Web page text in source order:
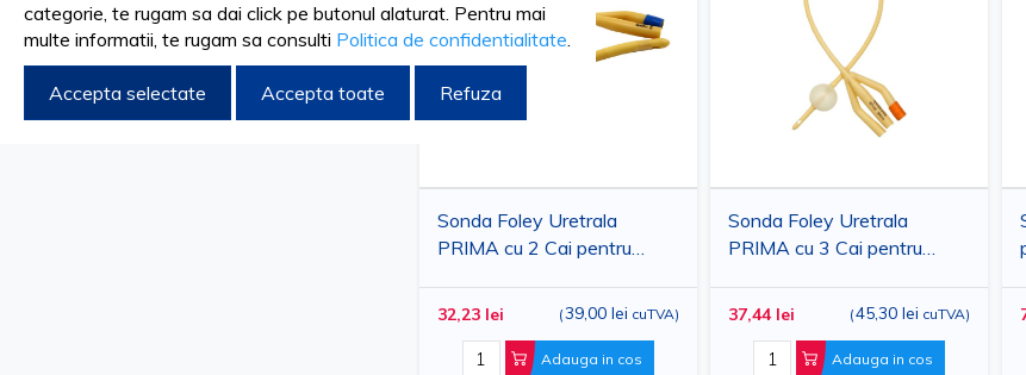
Sonda Foley Uretrala
PRIMA cu 2 Cai pentru
CH12-CH24, 10 bucati
32,23 lei (39,00 lei cuTVA)
Adauga in cos
Sonda Foley Uretrala
PRIMA cu 3 Cai pentru
CH24, 10 bucati
37,44 lei (45,30 lei cuTVA)
Adauga in cos
COMPARA PRODUSE
Nu aveti produse de comparat.
categorie, te rugam sa dai click pe butonul alaturat. Pentru mai
multe informatii, te rugam sa consulti Politica de confidentialitate.
Accepta selectate Accepta toate Refuza